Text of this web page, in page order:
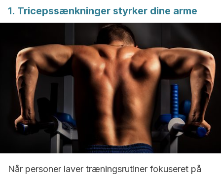
1. Tricepssænkninger styrker dine arme
Når personer laver træningsrutiner fokuseret på